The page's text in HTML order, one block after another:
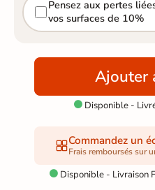
Pensez aux pertes
vos surfaces de 10%
Ajouter
Disponible -
Commandez un
Frais remboursés sur
 Disponible - Livraison